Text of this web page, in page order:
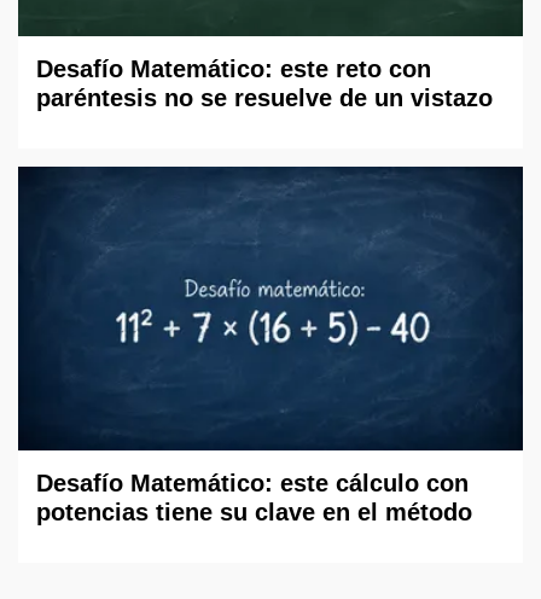
Desafío Matemático: este reto con
paréntesis no se resuelve de un vistazo
Desafío Matemático: este cálculo con
potencias tiene su clave en el método